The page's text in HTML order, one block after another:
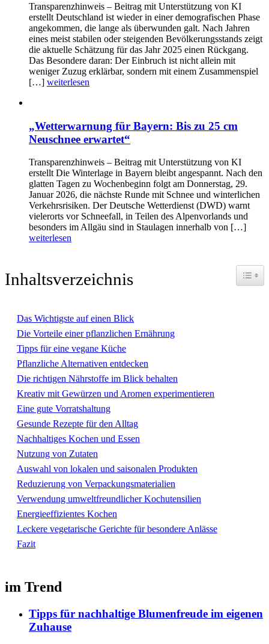
Transparenzhinweis – Beitrag mit Unterstützung von KI
erstellt Deutschland ist wieder in einer demografischen Phase
angekommen, die lange als überwunden galt. Nach Jahren
eines meist stabilen oder steigenden Bevölkerungsstands zeigt
die aktuelle Schätzung für das Jahr 2025 einen Rückgang.
Das Besondere daran: Der Einbruch ist nicht allein mit
weniger Zuzug erklärbar, sondern mit einem Zusammenspiel
[…] weiterlesen
„Wetterwarnung für Bayern: Bis zu 25 cm
Neuschnee erwartet“
Transparenzhinweis – Beitrag mit Unterstützung von KI
erstellt Die Winterlage in Bayern bleibt angespannt. Nach den
glatten Tagen zu Wochenbeginn folgt am Donnerstag, 29.
Januar 2026, die nächste Runde mit Schnee und winterlichen
Verkehrsrisiken. Der Deutsche Wetterdienst (DWD) warnt
vielerorts vor Schneefall, in Teilen des Alpenvorlands und
besonders im Allgäu sind in Staulagen innerhalb von […]
weiterlesen
Inhaltsverzeichnis
Das Wichtigste auf einen Blick
Die Vorteile einer pflanzlichen Ernährung
Tipps für eine vegane Küche
Pflanzliche Alternativen entdecken
Die richtigen Nährstoffe im Blick behalten
Kreativ mit Gewürzen und Aromen experimentieren
Eine gute Vorratshaltung
Gesunde Rezepte für den Alltag
Nachhaltiges Kochen und Essen
Nutzung von Zutaten
Auswahl von lokalen und saisonalen Produkten
Reduzierung von Verpackungsmaterialien
Verwendung umweltfreundlicher Kochutensilien
Energieeffizientes Kochen
Leckere vegetarische Gerichte für besondere Anlässe
Fazit
im Trend
Tipps für nachhaltige Blumenfreude im eigenen
Zuhause